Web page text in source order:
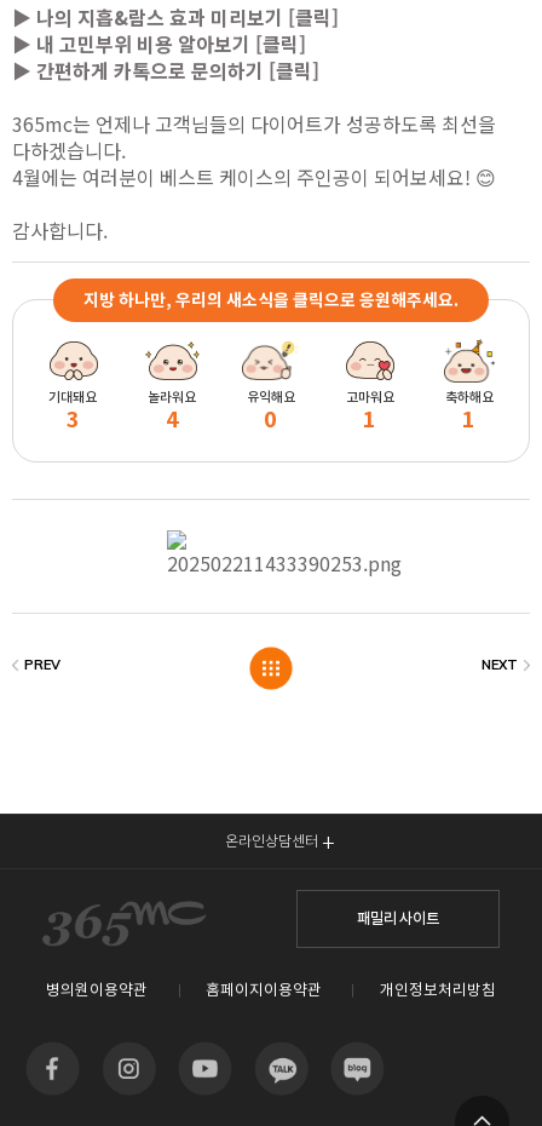
▶ 나의 지흡&람스 효과 미리보기 [클릭]
▶ 내 고민부위 비용 알아보기 [클릭]
▶ 간편하게 카톡으로 문의하기 [클릭]
365mc는 언제나 고객님들의 다이어트가 성공하도록 최선을
다하겠습니다.
4월에는 여러분이 베스트 케이스의 주인공이 되어보세요! 😊
감사합니다.
지방 하나만, 우리의 새소식을 클릭으로 응원해주세요.
기대돼요
3
놀라워요
4
유익해요
0
고마워요
1
축하해요
1
온라인상담센터
패밀리 사이트
병의원이용약관 홈페이지이용약관 개인정보처리방침